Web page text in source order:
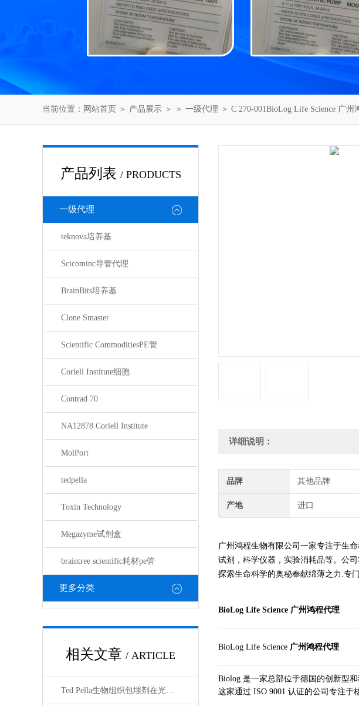
当前位置： 网站首页 ＞ 产品展示 ＞ ＞ 一级代理 ＞ C 270-001BioLog Life Science 广州
产品列表 / PRODUCTS
一级代理
teknova培养基
Scicominc导管代理
BrainBits培养基
Clone Smaster
Scientific CommoditiesPE管
Coriell Institute细胞
Contrad 70
NA12878 Coriell Institute
MolPort
tedpella
Toxin Technology
Megazyme试剂盒
braintree scientific耗材pe管
更多分类
相关文章 / ARTICLE
Ted Pella生物组织包埋剂在光镜与电镜联用技术中的应用
详细说明：
品牌 其他品牌
产地 进口
广州鸿程生物有限公司一家专注于生
试剂，科学仪器，实验消耗品等。公
探索生命科学的奥秘奉献绵薄之力.专
BioLog Life Science 广州鸿程代理
BioLog Life Science 广州鸿程代理
Biolog 是一家总部位于德国的创新型
这家通过 ISO 9001 认证的公司专注于